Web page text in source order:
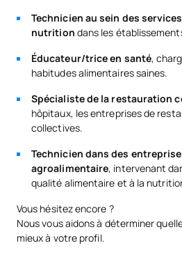
Technicien au sein des
nutrition dans les
Éducateur/trice en santé,
habitudes alimentaires saines.
Spécialiste de la restauration
hôpitaux, les entreprises de
collectives.
Technicien dans des
agroalimentaire, intervenant
qualité alimentaire et à la
Vous hésitez encore ?
Nous vous aidons à déterminer
mieux à votre profil.